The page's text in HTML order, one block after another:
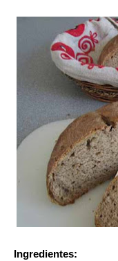
Ingredientes: